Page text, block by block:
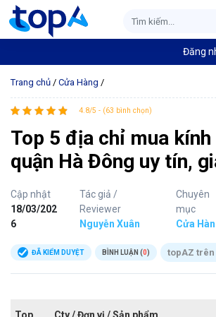
Đăng
Trang chủ / Cửa Hàng /
4.8/5 - (63 bình chọn)
Top 5 địa chỉ mua
quận Hà Đông uy tín,
Cập nhật
18/03/202
6
Tác giả /
Reviewer
Nguyễn Xuân
Chuyên
mục
Cửa
ĐÃ KIỂM DUYỆT BÌNH LUẬN (0) topAZ trên